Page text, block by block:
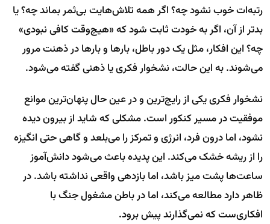
رتبه‌ات خوب نشود چه؟ اگر همه تلاش‌هایت بی‌ثمر بماند چه؟ یا
بدتر از آن، اگر به خودت ثابت شود که «هیچ‌وقت کافی نبودی»
چه؟ این افکار، مثل یک دور باطل، بارها و بارها در ذهنت مرور
می‌شوند. به این حالت، نشخوار فکری یا ذهنی گفته می‌شود.
نشخوار فکری یکی از رایج‌ترین و در عین حال پنهان‌ترین موانع
موفقیت در مسیر کنکور است. مشکلی که شاید از بیرون دیده
نشود، اما درون فرد، انرژی و تمرکز را می‌بلعد و گاهی حتی انگیزه
را از ریشه خشک می‌کند. این پدیده باعث می‌شود دانش‌آموز
ساعت‌ها پشت میز باشد، اما بازدهی واقعی نداشته باشد. در
ظاهر دارد مطالعه می‌کند، اما در باطن مشغول جنگ با
افکاری‌ست که نمی‌گذارند پیش برود.